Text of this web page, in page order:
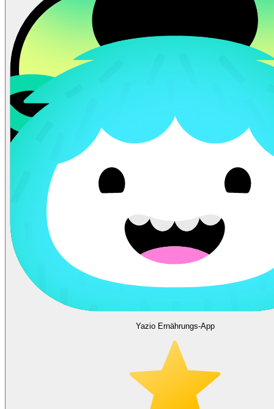
Yazio Ernährungs-App